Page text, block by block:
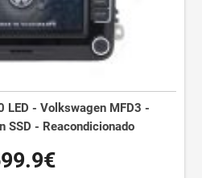
LED - Volkswagen MFD3 -
SSD - Reacondicionado